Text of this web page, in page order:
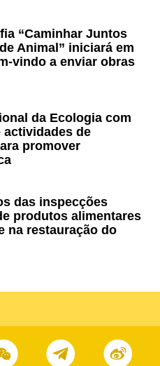
“Caminhar Juntos
Animal” iniciará em
vindo a enviar obras
da Ecologia com
actividades de
promover
das inspecções
produtos alimentares
na restauração do